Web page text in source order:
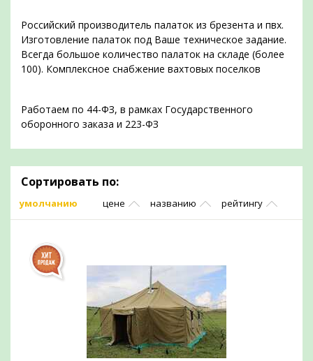
Российский производитель палаток из брезента и пвх.
Изготовление палаток под Ваше техническое задание.
Всегда большое количество палаток на складе (более
100). Комплексное снабжение вахтовых поселков
Работаем по 44-ФЗ, в рамках Государственного
оборонного заказа и 223-ФЗ
Сортировать по:
умолчанию цене названию рейтингу